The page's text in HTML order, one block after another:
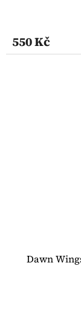
550 Kč
Dawn